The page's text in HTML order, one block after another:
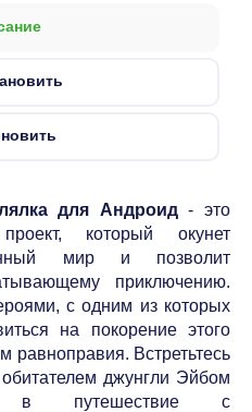
для Андроид- это
проект, который окунет
мир и позволит
приключению.
с одним из которых
на покорение этого
равноправия. Встретьтесь
джунгли Эйбом
в путешествие с